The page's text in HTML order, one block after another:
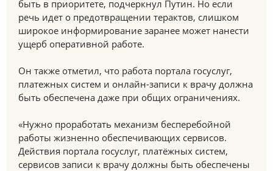
быть в приоритете, подчеркнул Путин. Но если
речь идет о предотвращении терактов, слишком
широкое информирование заранее может нанести
ущерб оперативной работе.
Он также отметил, что работа портала госуслуг,
платежных систем и онлайн-записи к врачу должна
быть обеспечена даже при общих ограничениях.
«Нужно проработать механизм бесперебойной
работы жизненно обеспечивающих сервисов.
Действия портала госуслуг, платёжных систем,
сервисов записи к врачу должны быть обеспечены